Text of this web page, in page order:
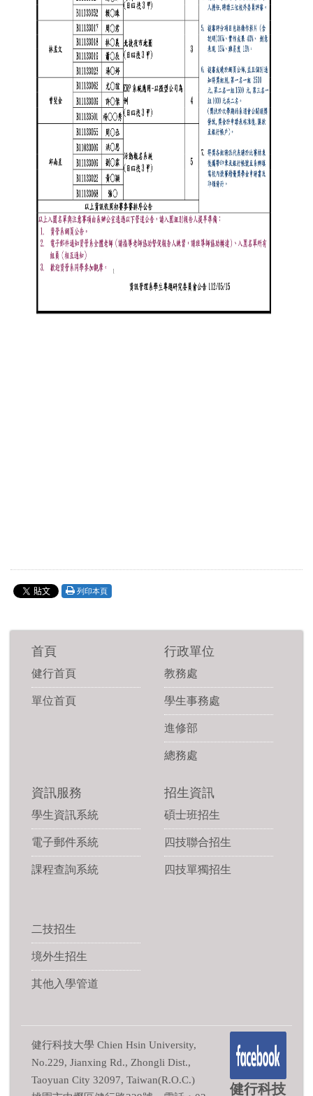
列印本頁
首頁
健行首頁
單位首頁
行政單位
教務處
學生事務處
進修部
總務處
資訊服務
學生資訊系統
電子郵件系統
課程查詢系統
招生資訊
碩士班招生
四技聯合招生
四技單獨招生
二技招生
境外生招生
其他入學管道
健行科技大學 Chien Hsin University,
No.229, Jianxing Rd., Zhongli Dist.,
Taoyuan City 32097, Taiwan(R.O.C.)
健行科技